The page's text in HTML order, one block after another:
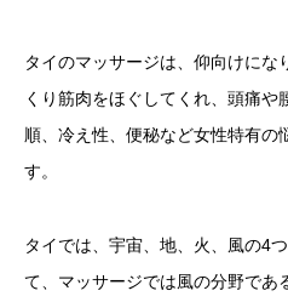
タイのマッサージは、仰向けにな
くり筋肉をほぐしてくれ、頭痛や
順、冷え性、便秘など女性特有の
す。
タイでは、宇宙、地、火、風の4
て、マッサージでは風の分野であ